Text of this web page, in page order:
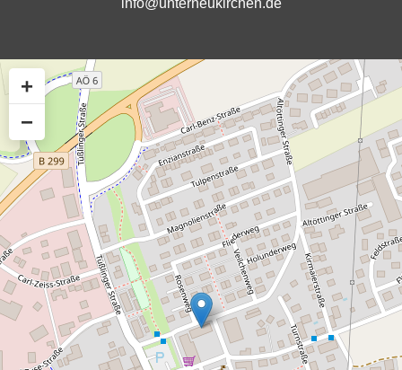
info@unterneukirchen.de
+
−